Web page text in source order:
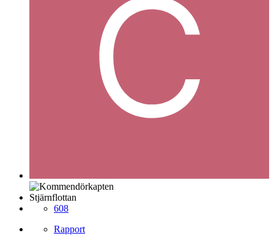
Stjärnflottan
608
Rapport